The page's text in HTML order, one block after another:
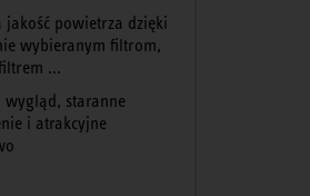
jakość powietrza dzięki
wybieranym filtrom,
...
wygląd, staranne
i atrakcyjne